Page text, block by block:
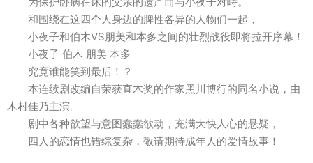
和围绕在这四个人身边的脾性各异的人物们一起，
小夜子和伯木VS朋美和本多之间的壮烈战役即将拉开序幕！
小夜子 伯木 朋美 本多
究竟谁能笑到最后！？
本连续剧改编自荣获直木奖的作家黑川博行的同名小说，由
木村佳乃主演。
剧中各种欲望与意图蠢蠢欲动，充满大快人心的悬疑，
四人的恋情也错综复杂，敬请期待成年人的爱情故事！